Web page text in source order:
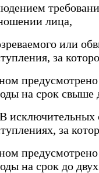
лица,
или
за
на срок свыше
исключительных
за
на срок до двух